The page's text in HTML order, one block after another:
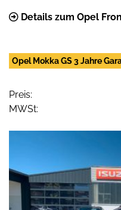
Details zum Opel
Opel Mokka GS 3 Jahre
Preis:
MWSt: